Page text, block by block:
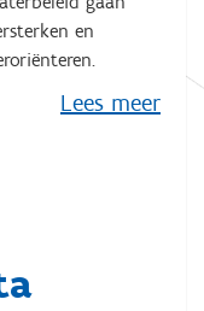
en
Lees meer